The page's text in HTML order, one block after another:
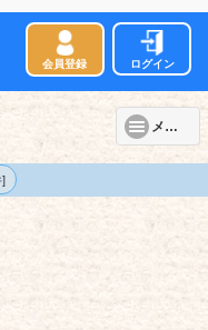
会員登録 ログイン
メニュー
]